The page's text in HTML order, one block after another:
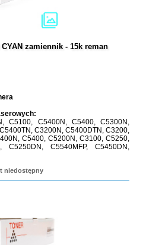
CYAN zamiennik - 15k reman
C5100, C5400N, C5400, C5300N,
C3200N, C5400DTN, C3200,
C5400, C5200N, C3100, C5250,
C5250DN, C5540MFP, C5450DN,
niedostępny